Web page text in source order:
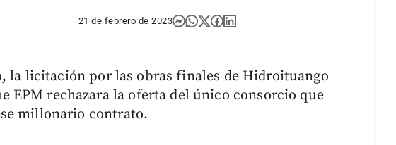
21 de febrero de 2023
la licitación por las obras finales de Hidroituango
EPM rechazara la oferta del único consorcio que
millonario contrato.